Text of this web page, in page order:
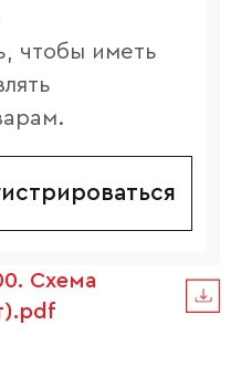
чтобы иметь
Схема